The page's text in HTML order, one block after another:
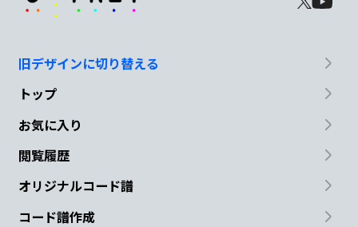
旧デザインに切り替える
トップ
お気に入り
閲覧履歴
オリジナルコード譜
コード譜作成